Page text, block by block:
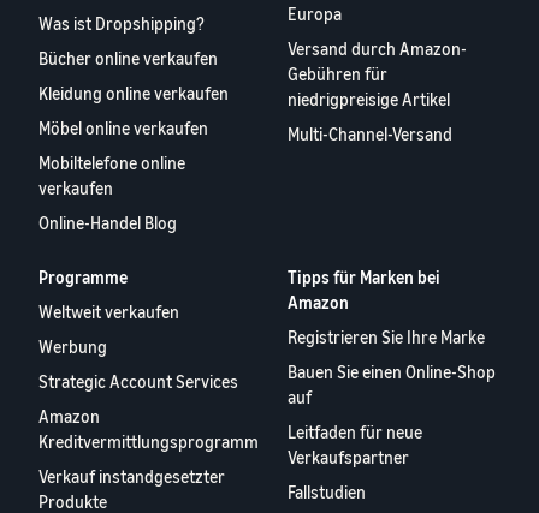
Was ist Dropshipping?
Bücher online verkaufen
Kleidung online verkaufen
Möbel online verkaufen
Mobiltelefone online
verkaufen
Online-Handel Blog
Europa
Versand durch Amazon-
Gebühren für
niedrigpreisige Artikel
Multi-Channel-Versand
Programme
Weltweit verkaufen
Werbung
Strategic Account Services
Amazon
Kreditvermittlungsprogramm
Verkauf instandgesetzter
Produkte
Tipps für Marken bei
Amazon
Registrieren Sie Ihre Marke
Bauen Sie einen Online-Shop
auf
Leitfaden für neue
Verkaufspartner
Fallstudien